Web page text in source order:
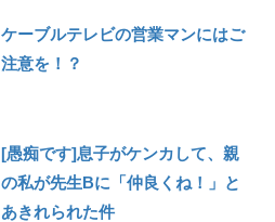
ケーブルテレビの営業マンにはご
注意を！？
[愚痴です]息子がケンカして、親
の私が先生Bに「仲良くね！」と
あきれられた件